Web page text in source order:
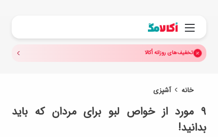
منو
تخفیف‌های روزانه اُکالا
خانه آشپزی
۹ مورد از خواص لبو برای مردان که باید
بدانید!